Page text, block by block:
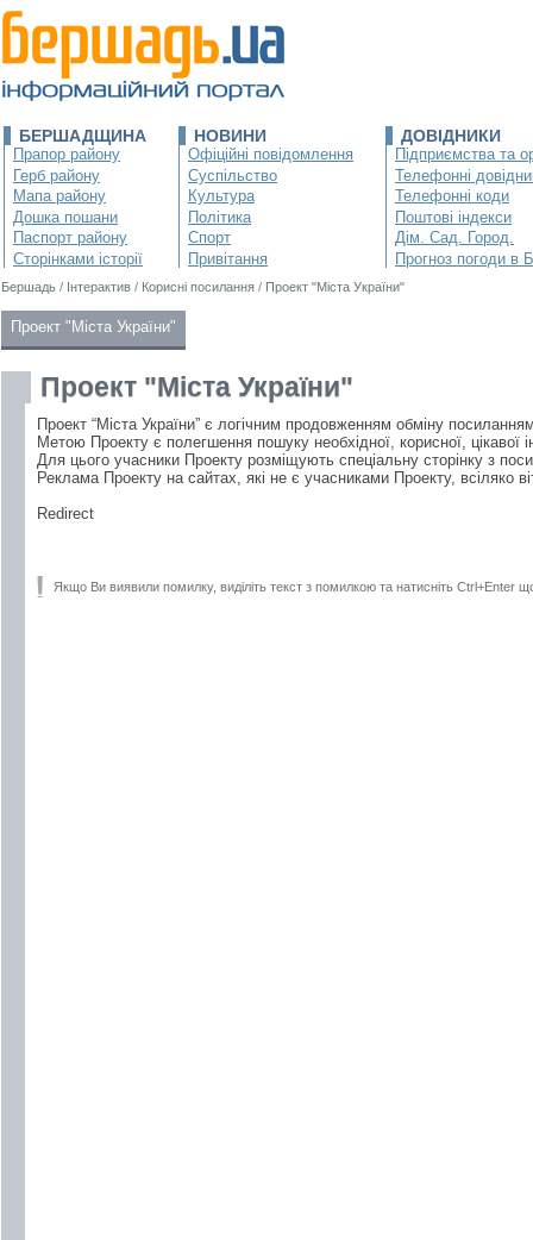
БЕРШАДЩИНА
Прапор району
Герб району
Мапа району
Дошка пошани
Паспорт району
Сторінками історії
НОВИНИ
Офіційні повідомлення
Суспільство
Культура
Політика
Спорт
Привітання
ДОВІДНИКИ
Підприємства та
Телефонні
Телефонні коди
Поштові індекси
Дім. Сад. Город.
Прогноз погоди в
Бершадь / Інтерактив / Корисні посилання / Проект "Міста України"
Проект "Міста України"
Проект "Міста України"
Проект “Міста України” є логічним продовженням обміну
Метою Проекту є полегшення пошуку необхідної, корисної, цікавої
Для цього учасники Проекту розміщують спеціальну сторінку з
Реклама Проекту на сайтах, які не є учасниками Проекту, всіляко
Redirect
Якщо Ви виявили помилку, виділіть текст з помилкою та натисніть Ctrl+Enter